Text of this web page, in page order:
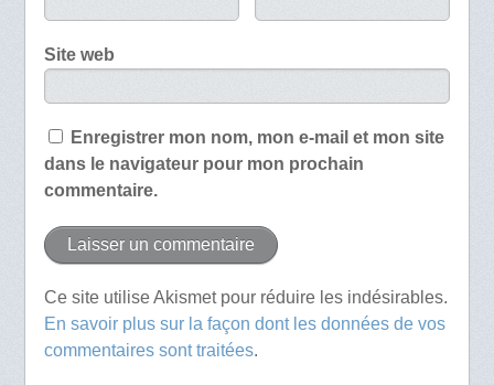
Site web
Enregistrer mon nom, mon e-mail et mon site
dans le navigateur pour mon prochain
commentaire.
Ce site utilise Akismet pour réduire les indésirables.
En savoir plus sur la façon dont les données de vos
commentaires sont traitées.